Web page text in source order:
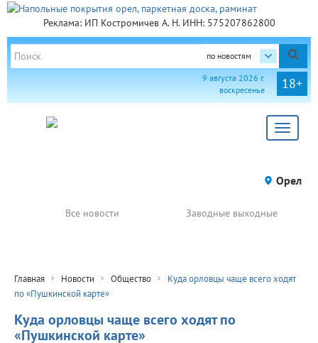
Реклама: ИП Костромичев А. Н. ИНН: 575207862800
по новостям
18+
9 августа 2026 г.
воскресенье
Toggle
Орел
Все новости Заводные выходные
Главная Новости Общество
Куда орловцы чаще всего ходят
по «Пушкинской карте»
Куда орловцы чаще всего ходят по
«Пушкинской карте»